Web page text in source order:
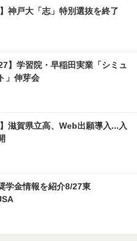
神戸大「志」特別選抜を終了
】学習院・早稲田実業「シミュ
」伸芽会
滋賀県立高、Web出願導入...入
学金情報を紹介8/27東